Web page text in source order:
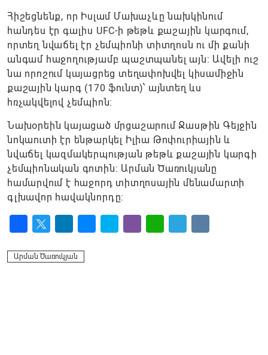
Հիշեցնենք, որ Իսլամ Մախաչևը նախկինում
հանդես էր գալիս UFC-ի թեթև քաշային կարգում,
որտեղ նվաճել էր չեմպիոնի տիտղոսն ու մի քանի
անգամ հաջողությամբ պաշտպանել այն։ Ավելի ուշ
նա որոշում կայացրեց տեղափոխվել կիսամիջին
քաշային կարգ (170 ֆունտ)՝ այնտեղ ևս
հռչակվելով չեմպիոն։
Նախօրեին կայացած մրցաշարում Ջասթին Գեյջին
նոկաուտի էր ենթարկել Իլիա Թոփուրիային և
նվաճել կազմակերպության թեթև քաշային կարգի
չեմպիոնական գոտին։ Արման Ծառուկյանը
համարվում է հաջորդ տիտղոսային մենամարտի
գլխավոր հավակնորդը։
Արման Ծառուկյան